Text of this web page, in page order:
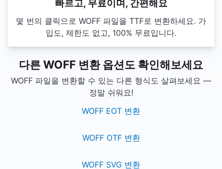
빠르고, 무료이며, 간편해요
몇 번의 클릭으로 WOFF 파일을 TTF로 변환하세요. 가
입도, 제한도 없고, 100% 무료입니다.
다른 WOFF 변환 옵션도 확인해보세요
WOFF 파일을 변환할 수 있는 다른 형식도 살펴보세요 —
정말 쉬워요!
WOFF EOT 변환
WOFF OTF 변환
WOFF SVG 변환